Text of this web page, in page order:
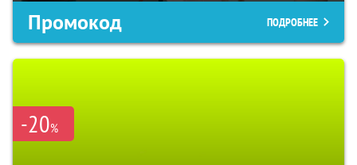
Промокод ПОДРОБНЕЕ
-20%